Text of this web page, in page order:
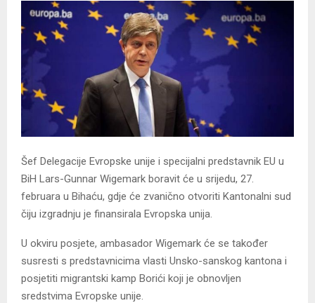
Šef Delegacije Evropske unije i specijalni predstavnik EU u
BiH Lars-Gunnar Wigemark boravit će u srijedu, 27.
februara u Bihaću, gdje će zvanično otvoriti Kantonalni sud
čiju izgradnju je finansirala Evropska unija.
U okviru posjete, ambasador Wigemark će se također
susresti s predstavnicima vlasti Unsko-sanskog kantona i
posjetiti migrantski kamp Borići koji je obnovljen
sredstvima Evropske unije.